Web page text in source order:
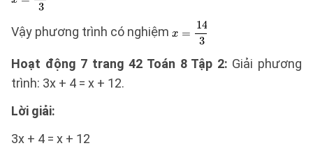
Vậy phương trình có nghiệm
Hoạt động 7 trang 42 Toán 8 Tập 2: Giải phương
trình: 3x + 4 = x + 12.
Lời giải:
3x + 4 = x + 12